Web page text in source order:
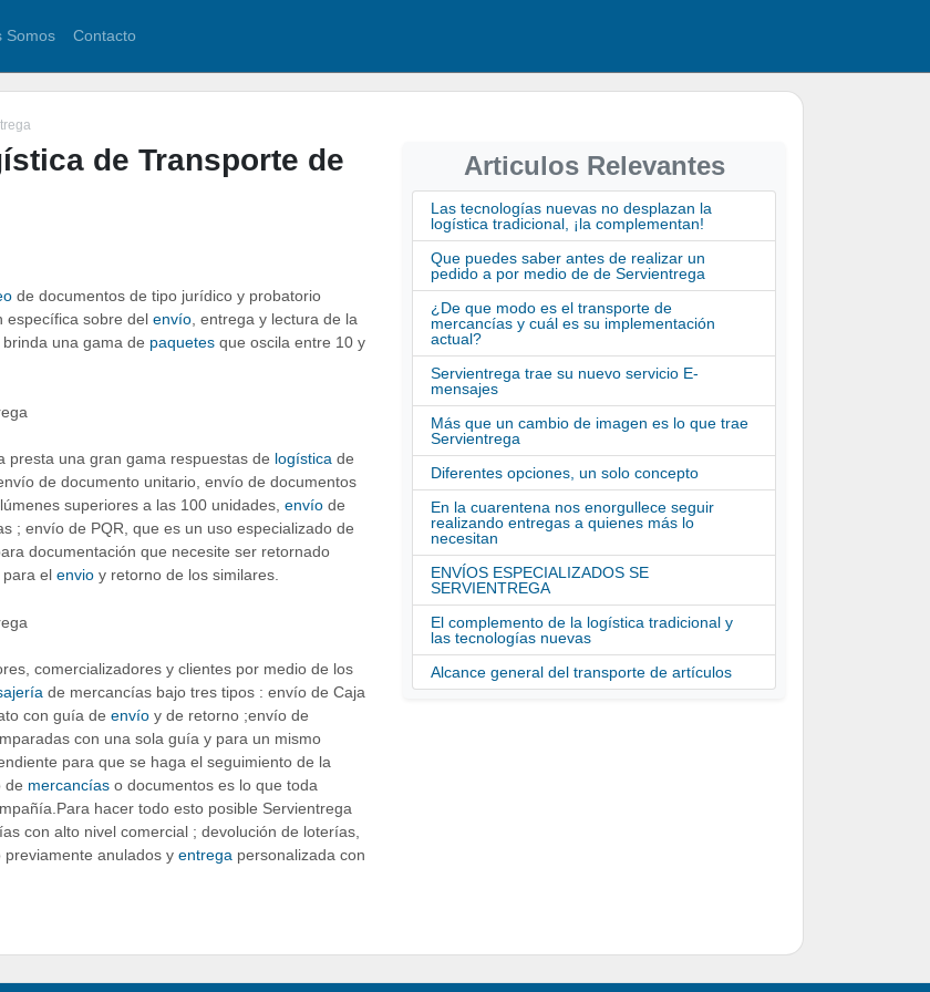
Somos Contacto
de Transporte de
de documentos de tipo jurídico y probatorio
específica sobre del envío , entrega y lectura de la
una gama de paquetes que oscila entre 10 y
presta una gran gama respuestas de logística de
de documento unitario, envío de documentos
superiores a las 100 unidades, envío de
; envío de PQR, que es un uso especializado de
documentación que necesite ser retornado
el envio y retorno de los similares.
comercializadores y clientes por medio de los
de mercancías bajo tres tipos : envío de Caja
con guía de envío y de retorno ;envío de
con una sola guía y para un mismo
para que se haga el seguimiento de la
de mercancías o documentos es lo que toda
hacer todo esto posible Servientrega
con alto nivel comercial ; devolución de loterías,
anulados y entrega personalizada con
Articulos Relevantes
Las tecnologías nuevas no desplazan la
logística tradicional, ¡la complementan!
Que puedes saber antes de realizar un
pedido a por medio de de Servientrega
¿De que modo es el transporte de
mercancías y cuál es su implementación
actual?
Servientrega trae su nuevo servicio E-
mensajes
Más que un cambio de imagen es lo que trae
Servientrega
Diferentes opciones, un solo concepto
En la cuarentena nos enorgullece seguir
realizando entregas a quienes más lo
necesitan
ENVÍOS ESPECIALIZADOS SE
SERVIENTREGA
El complemento de la logística tradicional y
las tecnologías nuevas
Alcance general del transporte de artículos